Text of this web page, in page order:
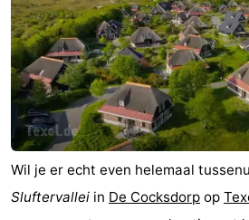
Wil je er echt even helemaal
Sluftervallei in De Cocksdorp op